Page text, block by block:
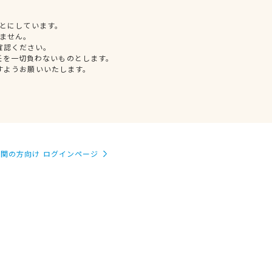
しています。
せん。
ください。
一切負わないものとします。
うお願いいたします。
の方向け ログインページ